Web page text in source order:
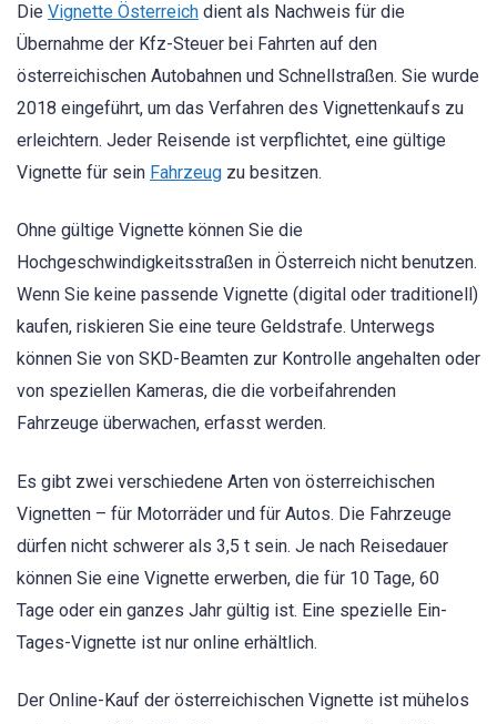
Die Vignette Österreich dient als Nachweis für die
Übernahme der Kfz-Steuer bei Fahrten auf den
österreichischen Autobahnen und Schnellstraßen. Sie wurde
2018 eingeführt, um das Verfahren des Vignettenkaufs zu
erleichtern. Jeder Reisende ist verpflichtet, eine gültige
Vignette für sein Fahrzeug zu besitzen.
Ohne gültige Vignette können Sie die
Hochgeschwindigkeitsstraßen in Österreich nicht benutzen.
Wenn Sie keine passende Vignette (digital oder traditionell)
kaufen, riskieren Sie eine teure Geldstrafe. Unterwegs
können Sie von SKD-Beamten zur Kontrolle angehalten oder
von speziellen Kameras, die die vorbeifahrenden
Fahrzeuge überwachen, erfasst werden.
Es gibt zwei verschiedene Arten von österreichischen
Vignetten – für Motorräder und für Autos. Die Fahrzeuge
dürfen nicht schwerer als 3,5 t sein. Je nach Reisedauer
können Sie eine Vignette erwerben, die für 10 Tage, 60
Tage oder ein ganzes Jahr gültig ist. Eine spezielle Ein-
Tages-Vignette ist nur online erhältlich.
Der Online-Kauf der österreichischen Vignette ist mühelos